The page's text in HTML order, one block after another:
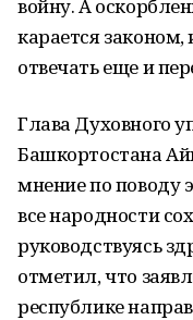
войну. А
карается законом,
отвечать еще и
Глава Духовного
Башкортостана
мнение по поводу
все народности
руководствуясь
отметил, что
республике